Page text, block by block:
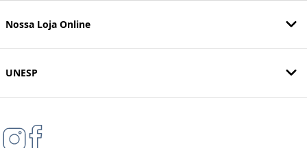
Nossa Loja Online
UNESP